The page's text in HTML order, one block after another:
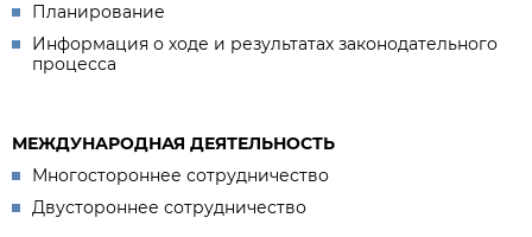
Планирование
Информация о ходе и результатах законодательного
процесса
МЕЖДУНАРОДНАЯ ДЕЯТЕЛЬНОСТЬ
Многостороннее сотрудничество
Двустороннее сотрудничество